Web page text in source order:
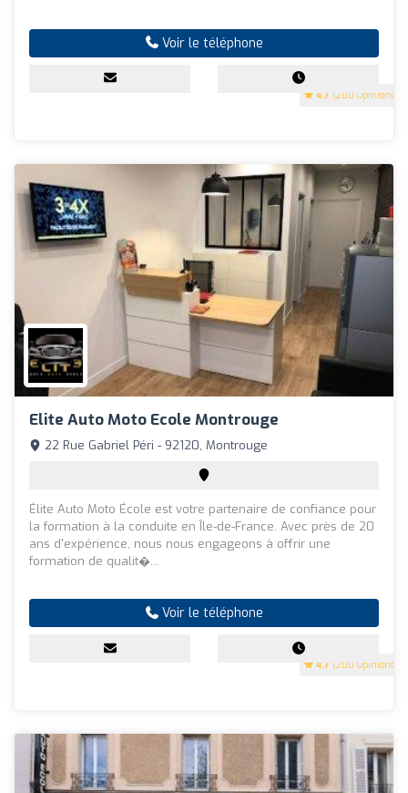
4.7 (200 Opinions)
Voir le téléphone
Elite Auto Moto Ecole Montrouge
4.7 (200 Opinions)
22 Rue Gabriel Péri - 92120, Montrouge
Élite Auto Moto École est votre partenaire de confiance pour
la formation à la conduite en Île-de-France. Avec près de 20
ans d'expérience, nous nous engageons à offrir une
formation de qualit�...
Voir le téléphone